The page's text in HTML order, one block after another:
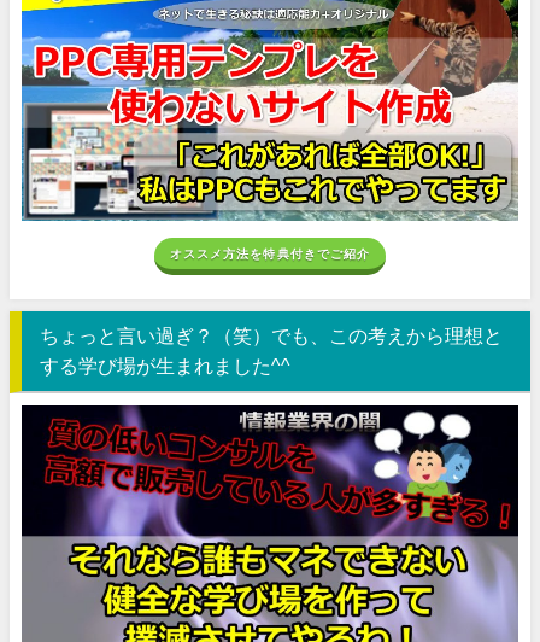
オススメ方法を特典付きでご紹介
ちょっと言い過ぎ？（笑）でも、この考えから理想と
する学び場が生まれました^^